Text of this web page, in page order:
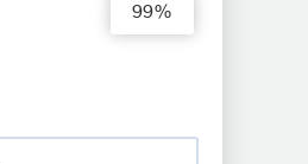
99%